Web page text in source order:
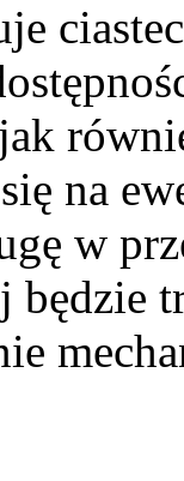
na
w
będzie